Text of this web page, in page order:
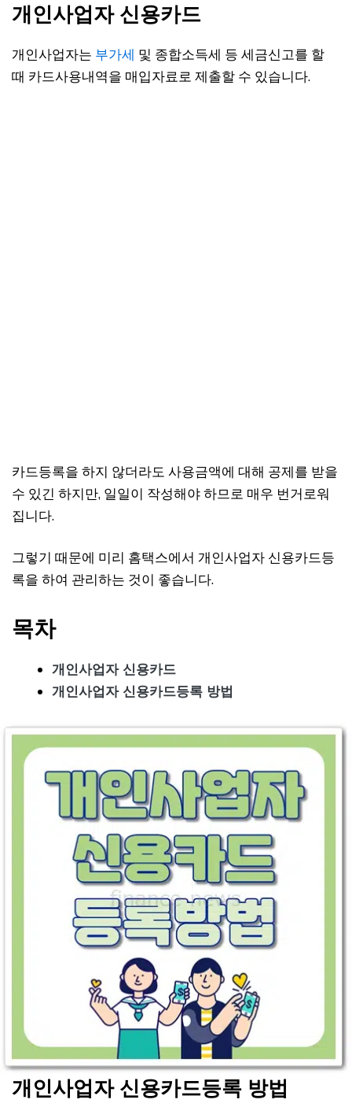
개인사업자 신용카드
개인사업자는 부가세 및 종합소득세 등 세금신고를 할
때 카드사용내역을 매입자료로 제출할 수 있습니다.
카드등록을 하지 않더라도 사용금액에 대해 공제를 받을
수 있긴 하지만, 일일이 작성해야 하므로 매우 번거로워
집니다.
그렇기 때문에 미리 홈택스에서 개인사업자 신용카드등
록을 하여 관리하는 것이 좋습니다.
목차
개인사업자 신용카드
개인사업자 신용카드등록 방법
개인사업자 신용카드등록 방법